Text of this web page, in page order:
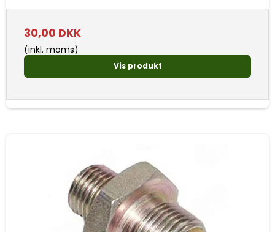
30,00 DKK
(inkl. moms)
Vis produkt